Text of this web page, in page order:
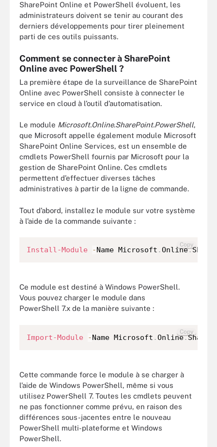
SharePoint Online et PowerShell évoluent, les
administrateurs doivent se tenir au courant des
derniers développements pour tirer pleinement
parti de ces outils puissants.
Comment se connecter à SharePoint
Online avec PowerShell ?
La première étape de la surveillance de SharePoint
Online avec PowerShell consiste à connecter le
service en cloud à l’outil d’automatisation.
Le module Microsoft.Online.SharePoint.PowerShell,
que Microsoft appelle également module Microsoft
SharePoint Online Services, est un ensemble de
cmdlets PowerShell fournis par Microsoft pour la
gestion de SharePoint Online. Ces cmdlets
permettent d’effectuer diverses tâches
administratives à partir de la ligne de commande.
Tout d’abord, installez le module sur votre système
à l’aide de la commande suivante :
Install-Module -Name Microsoft .Online.
Copy
Ce module est destiné à Windows PowerShell.
Vous pouvez charger le module dans
PowerShell 7.x de la manière suivante :
Import-Module -Name Microsoft .Online.
Copy
Cette commande force le module à se charger à
l’aide de Windows PowerShell, même si vous
utilisez PowerShell 7. Toutes les cmdlets peuvent
ne pas fonctionner comme prévu, en raison des
différences sous-jacentes entre le nouveau
PowerShell multi-plateforme et Windows
PowerShell.